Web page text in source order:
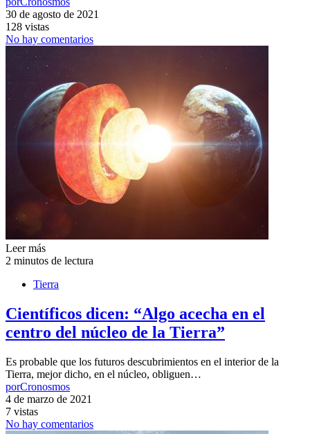
30 de agosto de 2021
128 vistas
No hay comentarios
Leer más
2 minutos de lectura
Tierra
Científicos dicen: “Algo acecha en el
centro del núcleo de la Tierra”
Es probable que los futuros descubrimientos en el interior de la
Tierra, mejor dicho, en el núcleo, obliguen…
porCronosmos
4 de marzo de 2021
7 vistas
No hay comentarios